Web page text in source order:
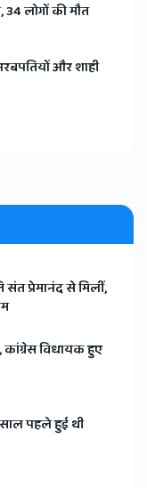
लोगों की मौत
और शाही
संत प्रेमानंद से मिलीं,
कांग्रेस विधायक हुए
साल पहले हुई थी